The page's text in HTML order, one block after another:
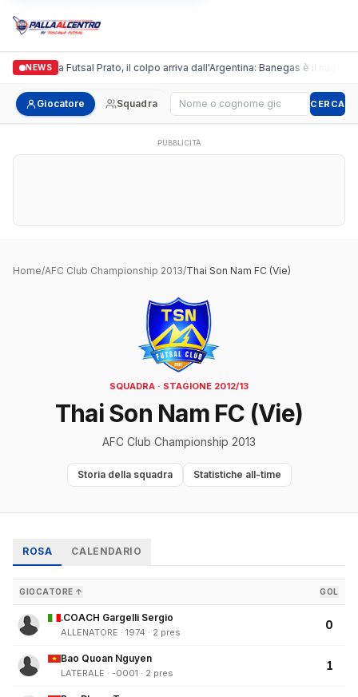
NEWS
Italgronda Futsal Prato, il colpo arriva dall'Argentina: Banegas è il nuovo
Giocatore Squadra Cerca giocatore CERCA
PUBBLICITÀ
Home/AFC Club Championship 2013/Thai Son Nam FC (Vie)
SQUADRA · STAGIONE 2012/13
Thai Son Nam FC (Vie)
AFC Club Championship 2013
Storia della squadra Statistiche all-time
ROSA CALENDARIO
GIOCATORE ↑ GOL
.COACH Gargelli Sergio
ALLENATORE · 1974 · 2 pres
0
Bao Quoan Nguyen
LATERALE · -0001 · 2 pres
1